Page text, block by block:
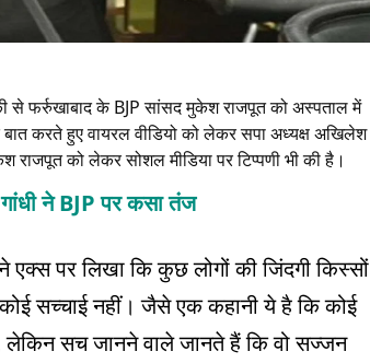
फर्रुखाबाद के BJP सांसद मुकेश राजपूत को अस्‍पताल में
बात करते हुए वायरल वीडियो को लेकर सपा अध्यक्ष अखिलेश
को लेकर सोशल मीड‍िया पर ट‍िप्‍पणी भी की है।
ने BJP पर कसा तंज
पर लिखा कि कुछ लोगों की जिंदगी किस्सों
सच्चाई नहीं। जैसे एक कहानी ये है कि कोई
लेकिन सच जानने वाले जानते हैं कि वो सज्जन